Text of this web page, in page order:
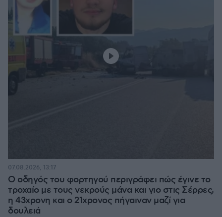
Ο οδηγός του φορτηγού περιγράφει πώς έγινε το
τροχαίο με τους νεκρούς μάνα και γιο στις Σέρρες,
η 43χρονη και ο 21χρονος πήγαιναν μαζί για
δουλειά
07.08.2026, 13:17